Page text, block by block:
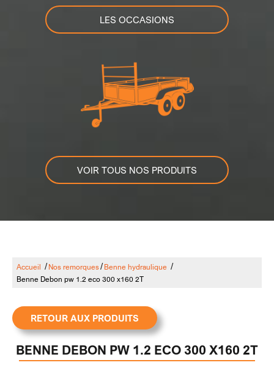
LES OCCASIONS
VOIR TOUS NOS PRODUITS
Accueil / Nos remorques/ Benne hydraulique /
Benne Debon pw 1.2 eco 300 x160 2T
RETOUR AUX PRODUITS
BENNE DEBON PW 1.2 ECO 300 X160 2T